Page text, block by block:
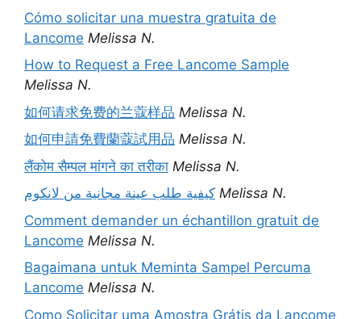
Cómo solicitar una muestra gratuita de
Lancome Melissa N.
How to Request a Free Lancome Sample
Melissa N.
如何请求免费的兰蔻样品 Melissa N.
如何申請免費蘭蔻試用品 Melissa N.
लैंकोम सैम्पल मांगने का तरीका Melissa N.
كيفية طلب عينة مجانية من لانكوم Melissa N.
Comment demander un échantillon gratuit de
Lancome Melissa N.
Bagaimana untuk Meminta Sampel Percuma
Lancome Melissa N.
Como Solicitar uma Amostra Grátis da Lancome